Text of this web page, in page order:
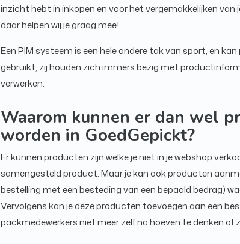
inzicht hebt in inkopen en voor het vergemakkelijken van
daar helpen wij je graag mee!
Een PIM systeem is een hele andere tak van sport, en
gebruikt, zij houden zich immers bezig met
verwerken.
Waarom kunnen er dan wel
worden in GoedGepickt?
Er kunnen producten zijn welke je niet in je webshop
samengesteld product. Maar je kan ook producten
bestelling met een besteding van een bepaald bedrag)
Vervolgens kan je deze producten toevoegen aan een
packmedewerkers niet meer zelf na hoeven te denken